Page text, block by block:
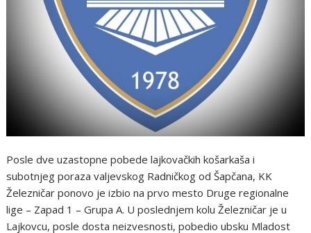
Posle dve uzastopne pobede lajkovačkih košarkaša i
subotnjeg poraza valjevskog Radničkog od Šapčana, KK
Železničar ponovo je izbio na prvo mesto Druge regionalne
lige – Zapad 1 – Grupa A. U poslednjem kolu Železničar je u
Lajkovcu, posle dosta neizvesnosti, pobedio ubsku Mladost